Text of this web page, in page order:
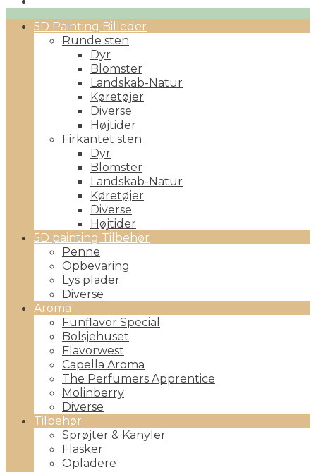
Primary5D Painting Billeder
Runde sten
Dyr
Blomster
Landskab-Natur
Køretøjer
Diverse
Højtider
Firkantet sten
Dyr
Blomster
Landskab-Natur
Køretøjer
Diverse
Højtider
5D painting Tilbehør
Penne
Opbevaring
Lys plader
Diverse
Aroma
Funflavor Special
Bolsjehuset
Flavorwest
Capella Aroma
The Perfumers Apprentice
Molinberry
Diverse
Tilbehør
Sprøjter & Kanyler
Flasker
Opladere